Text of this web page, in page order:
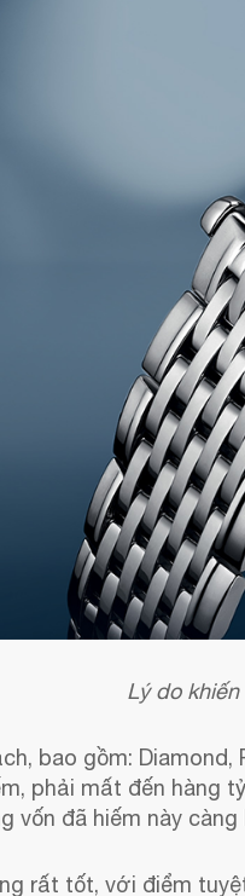
Lý do
bao gồm:
phải mất đến hàng
vốn đã hiếm này
rất tốt, với điểm